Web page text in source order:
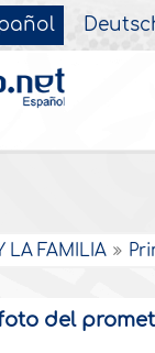
LA FAMILIA
del